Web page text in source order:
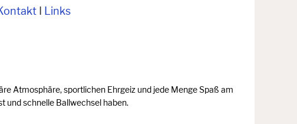
I Links
Atmosphäre, sportlichen Ehrgeiz und jede Menge Spaß am
und schnelle Ballwechsel haben.